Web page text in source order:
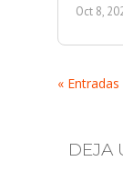
Oct 8,
«
DEJA